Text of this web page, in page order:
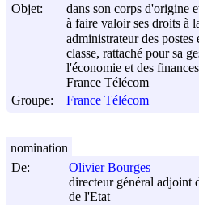
Objet:
dans son corps d'origine
à faire valoir ses droits à
administrateur des
classe, rattaché pour sa
l'économie et des
France Télécom
Groupe:
France Télécom
De:
Olivier Bourges
directeur général adjoint
de l'Etat
nomination